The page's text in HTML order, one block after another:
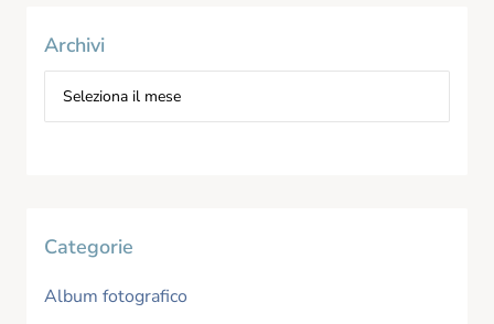
Archivi
Categorie
Album fotografico